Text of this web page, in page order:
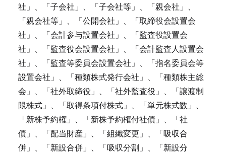
社」、「子会社」、「子会社等」、「親会社」、
「親会社等」、「公開会社」、「取締役会設置会
社」、「会計参与設置会社」、「監査役設置会
社」、「監査役会設置会社」、「会計監査人設置会
社」、「監査等委員会設置会社」、「指名委員会等
設置会社」、「種類株式発行会社」、「種類株主総
会」、「社外取締役」、「社外監査役」、「譲渡制
限株式」、「取得条項付株式」、「単元株式数」、
「新株予約権」、「新株予約権付社債」、「社
債」、「配当財産」、「組織変更」、「吸収合
併」、「新設合併」、「吸収分割」、「新設分